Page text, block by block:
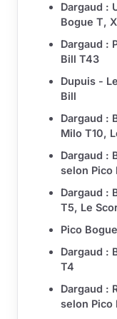
Dargaud :
Bogue T,
Dargaud :
Bill T43
Dupuis -
Bill
Dargaud :
Milo T10,
Dargaud :
selon Pico
Dargaud :
T5, Le
Pico
Dargaud :
T4
Dargaud :
selon Pico